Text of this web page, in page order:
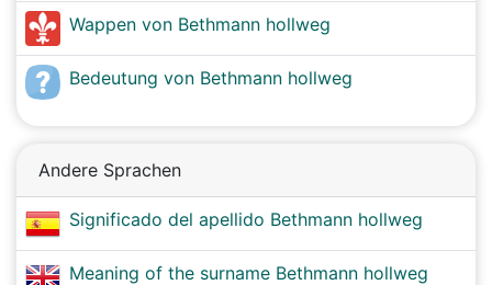
Wappen von Bethmann hollweg
Bedeutung von Bethmann hollweg
Andere Sprachen
Significado del apellido Bethmann hollweg
Meaning of the surname Bethmann hollweg